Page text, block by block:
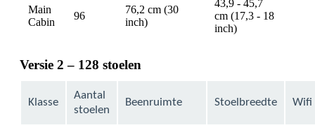
Main
Cabin
96
76,2 cm (30
inch)
43,9 - 45,7
cm (17,3 - 18
inch)
Versie 2 – 128 stoelen
Klasse
Aantal
stoelen
Beenruimte Stoelbreedte Wifi